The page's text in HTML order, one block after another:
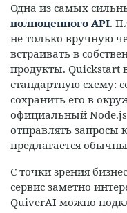
Одна из самых
полноценного API.
не только вручную
встраивать в
продукты. Quickstart
стандартную схему:
сохранить его в
официальный
отправлять запросы
предлагается
С точки зрения
сервис заметно
QuiverAI можно